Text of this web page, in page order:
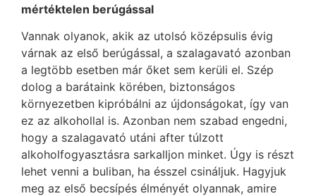
mértéktelen berúgással
Vannak olyanok, akik az utolsó középsulis évig
várnak az első berúgással, a szalagavató azonban
a legtöbb esetben már őket sem kerüli el. Szép
dolog a barátaink körében, biztonságos
környezetben kipróbálni az újdonságokat, így van
ez az alkohollal is. Azonban nem szabad engedni,
hogy a szalagavató utáni after túlzott
alkoholfogyasztásra sarkalljon minket. Úgy is részt
lehet venni a buliban, ha ésszel csináljuk. Hagyjuk
meg az első becsípés élményét olyannak, amire